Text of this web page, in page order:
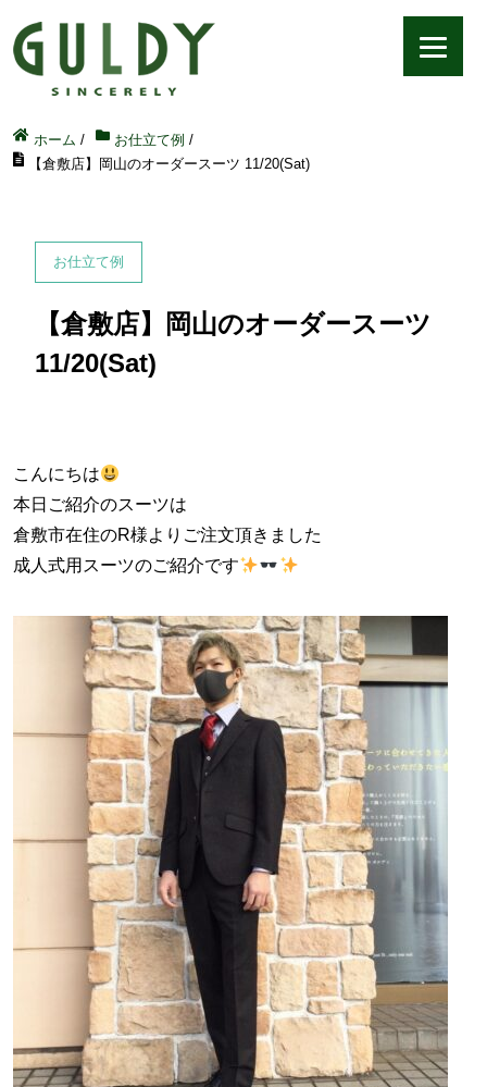
ホーム / お仕立て例 /
【倉敷店】岡山のオーダースーツ 11/20(Sat)
お仕立て例
【倉敷店】岡山のオーダースーツ
11/20(Sat)
こんにちは
本日ご紹介のスーツは
倉敷市在住のR様よりご注文頂きました
成人式用スーツのご紹介です